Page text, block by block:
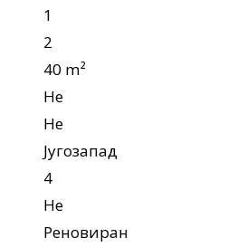
1
2
40 m²
Не
Не
Југозапад
4
Не
Реновиран